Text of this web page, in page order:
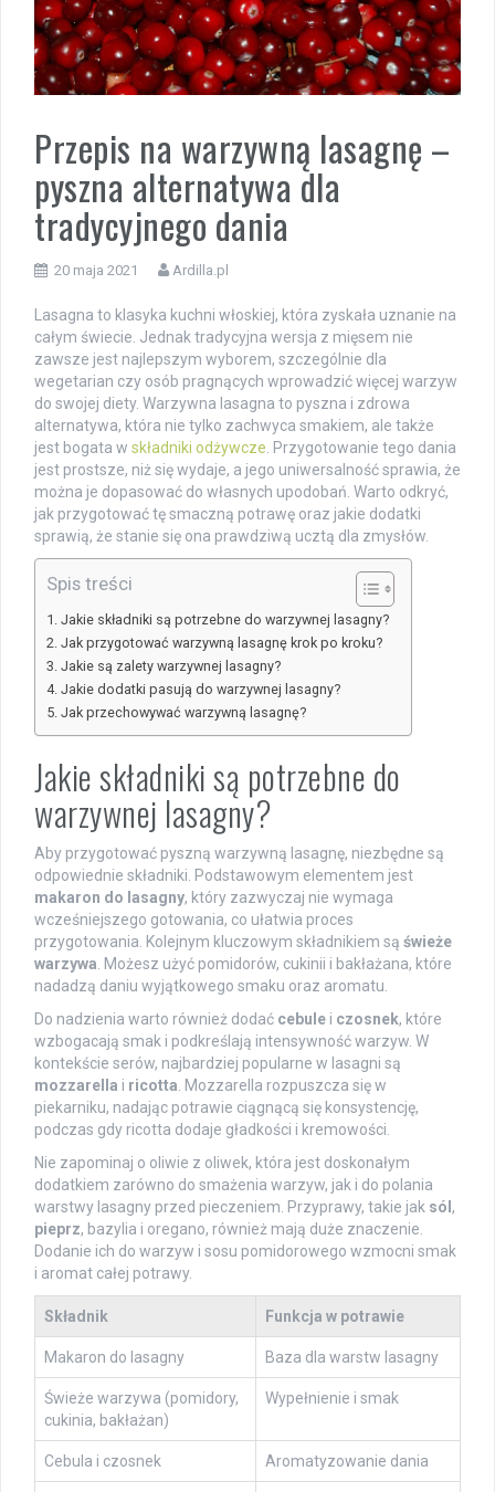
Przepis na warzywną lasagnę –
pyszna alternatywa dla
tradycyjnego dania
20 maja 2021 Ardilla.pl
Lasagna to klasyka kuchni włoskiej, która zyskała uznanie na
całym świecie. Jednak tradycyjna wersja z mięsem nie
zawsze jest najlepszym wyborem, szczególnie dla
wegetarian czy osób pragnących wprowadzić więcej warzyw
do swojej diety. Warzywna lasagna to pyszna i zdrowa
alternatywa, która nie tylko zachwyca smakiem, ale także
jest bogata w składniki odżywcze. Przygotowanie tego dania
jest prostsze, niż się wydaje, a jego uniwersalność sprawia, że
można je dopasować do własnych upodobań. Warto odkryć,
jak przygotować tę smaczną potrawę oraz jakie dodatki
sprawią, że stanie się ona prawdziwą ucztą dla zmysłów.
Spis treści
Jakie składniki są potrzebne do warzywnej lasagny?
Jak przygotować warzywną lasagnę krok po kroku?
Jakie są zalety warzywnej lasagny?
Jakie dodatki pasują do warzywnej lasagny?
Jak przechowywać warzywną lasagnę?
Jakie składniki są potrzebne do
warzywnej lasagny?
Aby przygotować pyszną warzywną lasagnę, niezbędne są
odpowiednie składniki. Podstawowym elementem jest
makaron do lasagny, który zazwyczaj nie wymaga
wcześniejszego gotowania, co ułatwia proces
przygotowania. Kolejnym kluczowym składnikiem są świeże
warzywa. Możesz użyć pomidorów, cukinii i bakłażana, które
nadadzą daniu wyjątkowego smaku oraz aromatu.
Do nadzienia warto również dodać cebule i czosnek, które
wzbogacają smak i podkreślają intensywność warzyw. W
kontekście serów, najbardziej popularne w lasagni są
mozzarella i ricotta. Mozzarella rozpuszcza się w
piekarniku, nadając potrawie ciągnącą się konsystencję,
podczas gdy ricotta dodaje gładkości i kremowości.
Nie zapominaj o oliwie z oliwek, która jest doskonałym
dodatkiem zarówno do smażenia warzyw, jak i do polania
warstwy lasagny przed pieczeniem. Przyprawy, takie jak sól ,
pieprz, bazylia i oregano, również mają duże znaczenie.
Dodanie ich do warzyw i sosu pomidorowego wzmocni smak
i aromat całej potrawy.
Składnik Funkcja w potrawie
Makaron do lasagny Baza dla warstw lasagny
Świeże warzywa (pomidory,
cukinia, bakłażan)
Wypełnienie i smak
Cebula i czosnek Aromatyzowanie dania